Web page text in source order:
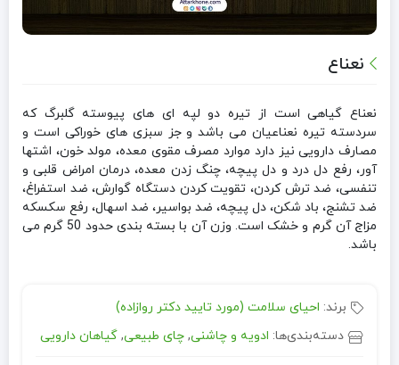
نعناع
نعناع گیاهی است از تیره دو لپه ای های پیوسته گلبرگ که
سردسته تیره نعناعیان می باشد و جز سبزی های خوراکی است و
مصارف دارویی نیز دارد موارد مصرف مقوی معده، مولد خون، اشتها
آور، رفع دل درد و دل پیچه، چنگ زدن معده، درمان امراض قلبی و
تنفسی، ضد ترش کردن، تقویت کردن دستگاه گوارش، ضد استفراغ،
ضد تشنج، باد شکن، دل پیچه، ضد بواسیر، ضد اسهال، رفع سکسکه
مزاج آن گرم و خشک است. وزن آن با بسته بندی حدود 50 گرم می
باشد.
برند: احیای سلامت (مورد تایید دکتر روازاده)
دسته‌بندی‌ها: ادویه و چاشنی, چای طبیعی, گیاهان دارویی